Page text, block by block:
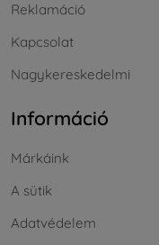
Reklamáció
Kapcsolat
Nagykereskedelmi
Információ
Márkáink
A sütik
Adatvédelem